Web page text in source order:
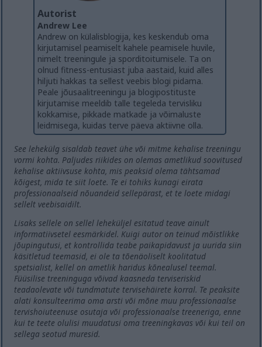
Autorist
Andrew Lee
Andrew on külalisblogija, kes keskendub oma
kirjutamisel peamiselt kahele peamisele huvile,
nimelt treeningule ja sporditoitumisele. Ta on
olnud fitness-entusiast juba aastaid, kuid alles
hiljuti hakkas ta sellest veebis blogi pidama.
Peale jõusaalitreeningu ja blogipostituste
kirjutamise meeldib talle tegeleda tervisliku
kokkamise, pikkade matkade ja võimaluste
leidmisega, kuidas terve päeva aktiivne olla.
See lehekülg sisaldab teavet ühe või mitme kehalise treeningu
vormi kohta. Paljudes riikides on olemas ametlikud soovitused
kehalise aktiivsuse kohta, mis peaksid olema tähtsamad
kõigest, mida te siit loete. Te ei tohiks kunagi eirata
professionaalseid nõuandeid sellepärast, et te loete midagi
sellelt veebisaidilt.
Lisaks sellele on sellel leheküljel esitatud teave ainult
informatiivsetel eesmärkidel. Kuigi autor on teinud mõistlikke
jõupingutusi, et kontrollida teabe paikapidavust ja uurida siin
käsitletud teemasid, ei ole ta tõenäoliselt koolitatud
spetsialist, kellel on ametlik haridus kõnealusel teemal.
Füüsilise treeninguga võivad kaasneda terviseriskid
teadaolevate või tundmatute tervisehäirete korral. Te peaksite
alati konsulteerima oma arsti või mõne muu professionaalse
tervishoiuteenuse osutaja või professionaalse treeneriga, enne
kui te teete olulisi muudatusi oma treeningkavas või kui teil on
sellega seotud muresid.